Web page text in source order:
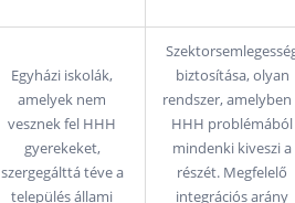
Egyházi iskolák,
amelyek nem
vesznek fel HHH
gyerekeket,
szergegálttá téve a
település állami
biztosítása, olyan
rendszer, amelyben
HHH problémából
mindenki kiveszi a
részét. Megfelelő
integrációs arány